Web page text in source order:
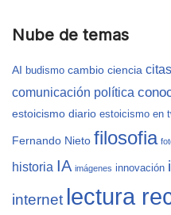
Nube de temas
AI budismo cambio ciencia
comunicación política
estoicismo diario estoicismo en
Fernando Nieto filosofia
historia IA imágenes innovación
internet lectura